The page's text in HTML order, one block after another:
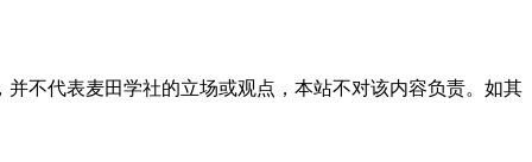
不代表麦田学社的立场或观点，本站不对该内容负责。如其